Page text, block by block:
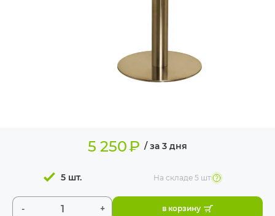
5 250₽ / за 3 дня
- +
5 шт. На складе 5 шт
в корзину